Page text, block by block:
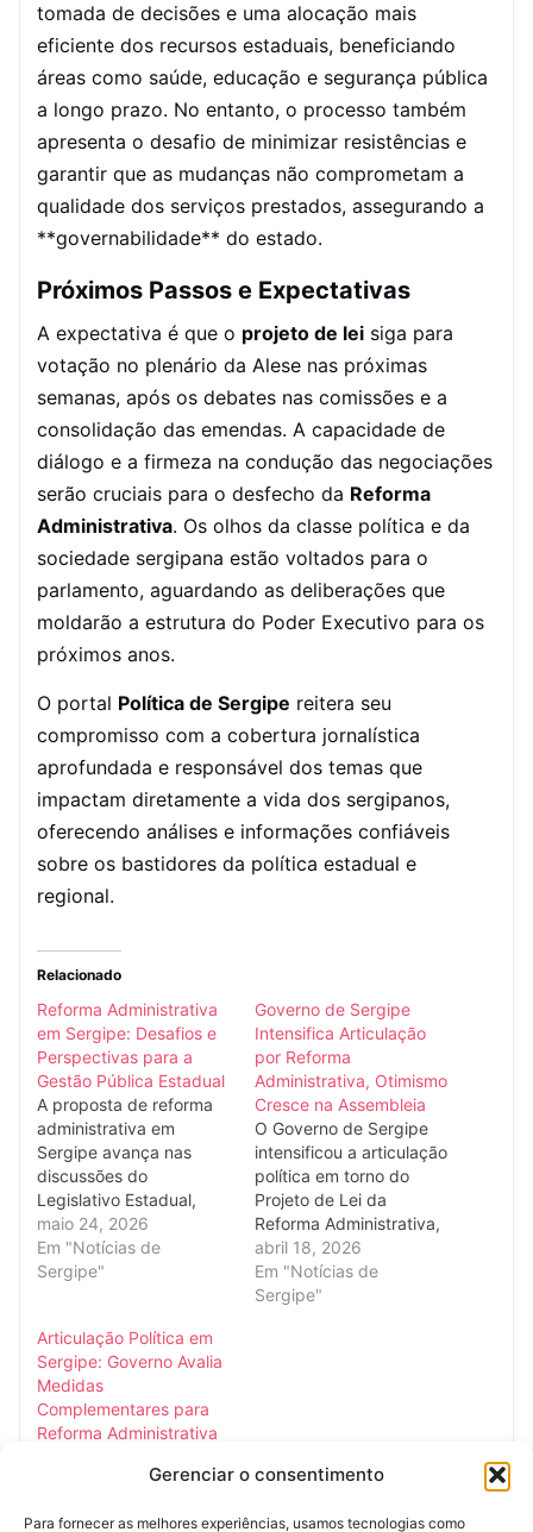
Gerenciar o consentimento
Para fornecer as melhores experiências, usamos tecnologias como
tomada de decisões e uma alocação mais
eficiente dos recursos estaduais, beneficiando
áreas como saúde, educação e segurança pública
a longo prazo. No entanto, o processo também
apresenta o desafio de minimizar resistências e
garantir que as mudanças não comprometam a
qualidade dos serviços prestados, assegurando a
**governabilidade** do estado.
Próximos Passos e Expectativas
A expectativa é que o projeto de lei siga para
votação no plenário da Alese nas próximas
semanas, após os debates nas comissões e a
consolidação das emendas. A capacidade de
diálogo e a firmeza na condução das negociações
serão cruciais para o desfecho da Reforma
Administrativa. Os olhos da classe política e da
sociedade sergipana estão voltados para o
parlamento, aguardando as deliberações que
moldarão a estrutura do Poder Executivo para os
próximos anos.
O portal Política de Sergipe reitera seu
compromisso com a cobertura jornalística
aprofundada e responsável dos temas que
impactam diretamente a vida dos sergipanos,
oferecendo análises e informações confiáveis
sobre os bastidores da política estadual e
regional.
Relacionado
Reforma Administrativa
em Sergipe: Desafios e
Perspectivas para a
Gestão Pública Estadual
A proposta de reforma
administrativa em
Sergipe avança nas
discussões do
Legislativo Estadual,
representando um dos
pilares centrais da
agenda do governo para
eficiência dos serviços
prestados à população.
A iniciativa, que visa
modernizar a estrutura
organizacional do
sustentabilidade…
maio 24, 2026
Em "Notícias de
Sergipe"
Governo de Sergipe
Intensifica Articulação
por Reforma
Administrativa, Otimismo
Cresce na Assembleia
O Governo de Sergipe
intensificou a articulação
política em torno do
Projeto de Lei da
Reforma Administrativa,
visando consolidar sua
aprovação na
Assembleia Legislativa.
enfrentou resistência…
abril 18, 2026
Em "Notícias de
Sergipe"
Articulação Política em
Sergipe: Governo Avalia
Medidas
Complementares para
Reforma Administrativa
intensifica as discussões